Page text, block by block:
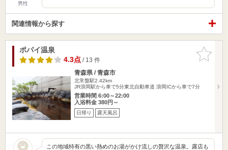
男性
関連情報から探す
お気に入
りに追加
ポパイ温泉
4.3点/ 13 件
青森県 / 青森市
北常盤駅2.42km
JR浪岡駅から車で5分東北自動車道 浪岡ICから車で7分
営業時間 6:00～22:00
入浴料金 380円～
日帰り 露天風呂
この地域特有の黒い熱めのお湯がかけ流しの贅沢な温泉。露店も